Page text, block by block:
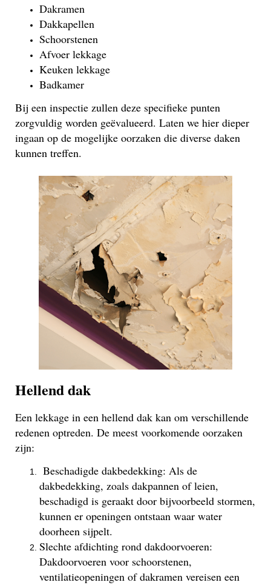
Dakramen
Dakkapellen
Schoorstenen
Afvoer lekkage
Keuken lekkage
Badkamer
Bij een inspectie zullen deze specifieke punten
zorgvuldig worden geëvalueerd. Laten we hier dieper
ingaan op de mogelijke oorzaken die diverse daken
kunnen treffen.
Hellend dak
Een lekkage in een hellend dak kan om verschillende
redenen optreden. De meest voorkomende oorzaken
zijn:
Beschadigde dakbedekking: Als de
dakbedekking, zoals dakpannen of leien,
beschadigd is geraakt door bijvoorbeeld stormen,
kunnen er openingen ontstaan waar water
doorheen sijpelt.
Slechte afdichting rond dakdoorvoeren:
Dakdoorvoeren voor schoorstenen,
ventilatieopeningen of dakramen vereisen een